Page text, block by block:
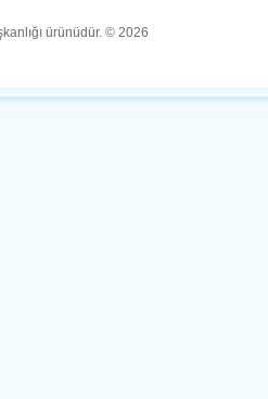
ürünüdür. © 2026